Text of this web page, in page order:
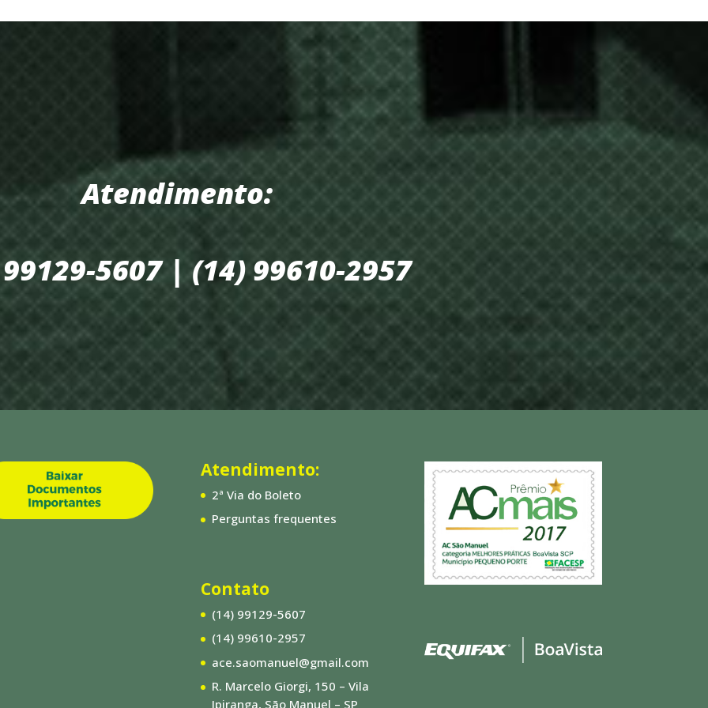
Atendimento:
5607 | (14) 99610-2957
Atendimento:
2ª Via do Boleto
Perguntas frequentes
Contato
(14) 99129-5607
(14) 99610-2957
ace.saomanuel@gmail.com
R. Marcelo Giorgi, 150 – Vila
Ipiranga, São Manuel – SP